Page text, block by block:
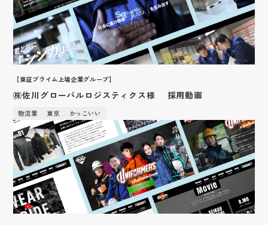
【東証プライム上場企業グループ】
㈱佐川グローバルロジスティクス様 採用動画
物流業 東京 かっこいい